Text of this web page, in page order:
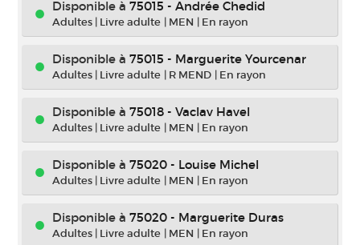
Disponible à 75015 - Andrée Chedid
Adultes | Livre adulte | MEN | En rayon
Disponible à 75015 - Marguerite Yourcenar
Adultes | Livre adulte | R MEND | En rayon
Disponible à 75018 - Vaclav Havel
Adultes | Livre adulte | MEN | En rayon
Disponible à 75020 - Louise Michel
Adultes | Livre adulte | MEN | En rayon
Disponible à 75020 - Marguerite Duras
Adultes | Livre adulte | MEN | En rayon